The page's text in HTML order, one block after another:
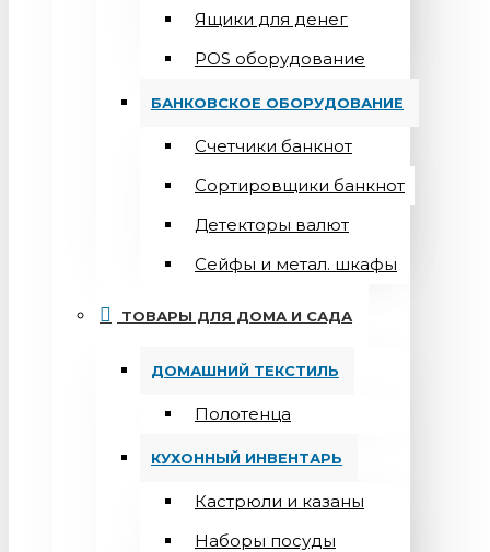
Ящики для денег
POS оборудование
БАНКОВСКОЕ ОБОРУДОВАНИЕ
Счетчики банкнот
Сортировщики банкнот
Детекторы валют
Сейфы и метал. шкафы
ТОВАРЫ ДЛЯ ДОМА И САДА
ДОМАШНИЙ ТЕКСТИЛЬ
Полотенца
КУХОННЫЙ ИНВЕНТАРЬ
Кастрюли и казаны
Наборы посуды